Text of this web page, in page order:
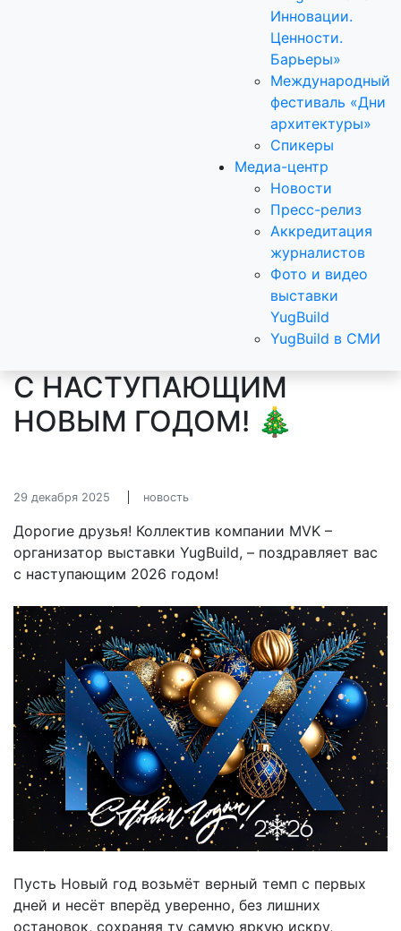
Инновации.
Ценности.
Барьеры»
Международный
фестиваль «Дни
архитектуры»
Спикеры
Медиа-центр
Новости
Пресс-релиз
Аккредитация
журналистов
Фото и видео
выставки
YugBuild
YugBuild в СМИ
C НАСТУПАЮЩИМ
НОВЫМ ГОДОМ! 🎄
29 декабря 2025 новость
Дорогие друзья! Коллектив компании MVK –
организатор выставки YugBuild, – поздравляет вас
с наступающим 2026 годом!
Пусть Новый год возьмёт верный темп с первых
дней и несёт вперёд уверенно, без лишних
остановок, сохраняя ту самую яркую искру,